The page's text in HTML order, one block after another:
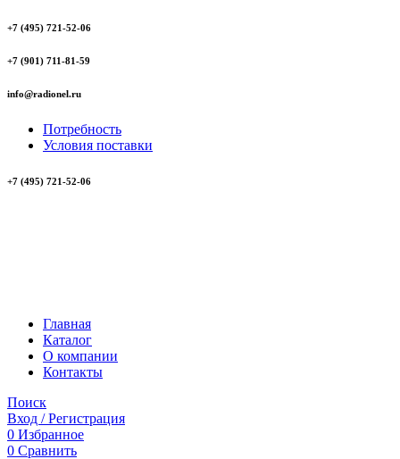
+7 (495) 721-52-06
+7 (901) 711-81-59
info@radionel.ru
Потребность
Условия поставки
+7 (495) 721-52-06
Главная
Каталог
О компании
Контакты
Поиск
Вход / Регистрация
0 Избранное
0 Сравнить